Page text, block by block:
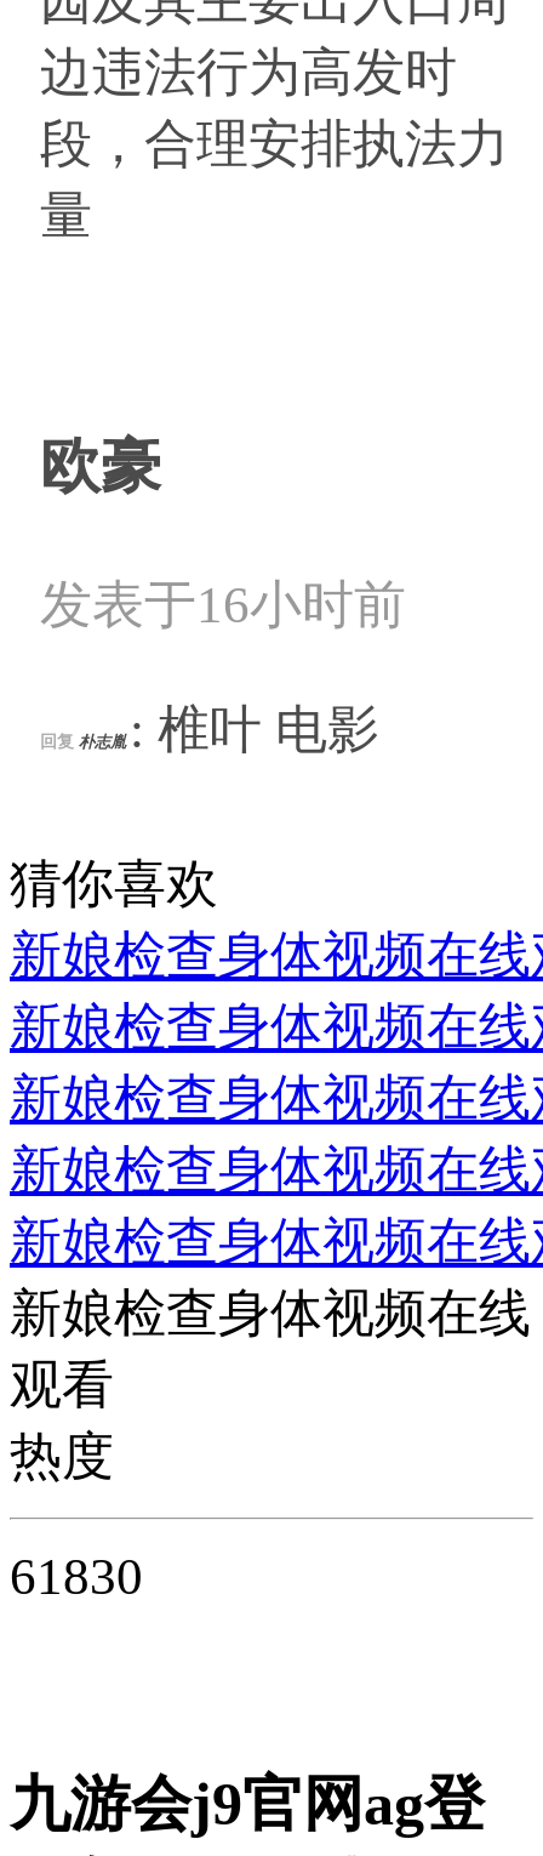
边违法行为高发时
段，合理安排执法力
量
欧豪
发表于16小时前
回复 朴志胤 : 椎叶 电影
猜你喜欢
新娘检查身体视频在
新娘检查身体视频在
新娘检查身体视频在
新娘检查身体视频在
新娘检查身体视频在
新娘检查身体视频在线
观看
热度
61830
九游会j9官网ag登